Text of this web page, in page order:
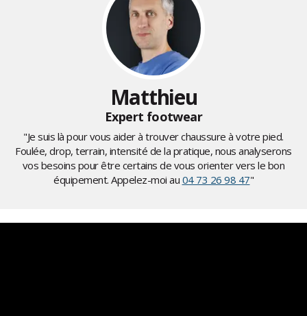
Matthieu
Expert footwear
"Je suis là pour vous aider à trouver chaussure à votre pied.
Foulée, drop, terrain, intensité de la pratique, nous analyserons
vos besoins pour être certains de vous orienter vers le bon
équipement. Appelez-moi au 04 73 26 98 47"